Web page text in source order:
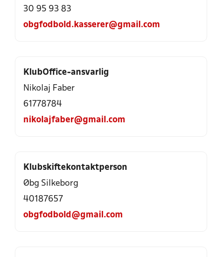
30 95 93 83
obgfodbold.kasserer@gmail.com
KlubOffice-ansvarlig
Nikolaj Faber
61778784
nikolajfaber@gmail.com
Klubskiftekontaktperson
Øbg Silkeborg
40187657
obgfodbold@gmail.com